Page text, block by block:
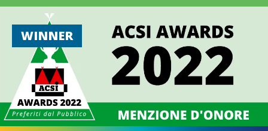
WINNER